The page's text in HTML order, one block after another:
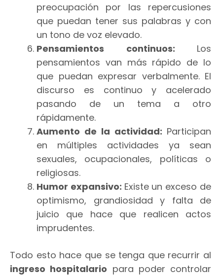
preocupación por las repercusiones
que puedan tener sus palabras y con
un tono de voz elevado.
Pensamientos continuos: Los
pensamientos van más rápido de lo
que puedan expresar verbalmente. El
discurso es continuo y acelerado
pasando de un tema a otro
rápidamente.
Aumento de la actividad: Participan
en múltiples actividades ya sean
sexuales, ocupacionales, políticas o
religiosas.
Humor expansivo: Existe un exceso de
optimismo, grandiosidad y falta de
juicio que hace que realicen actos
imprudentes.
Todo esto hace que se tenga que recurrir al
ingreso hospitalario para poder controlar